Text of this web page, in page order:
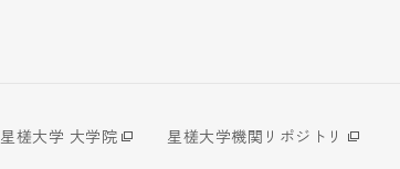
星槎大学 大学院
星槎大学機関リポジトリ